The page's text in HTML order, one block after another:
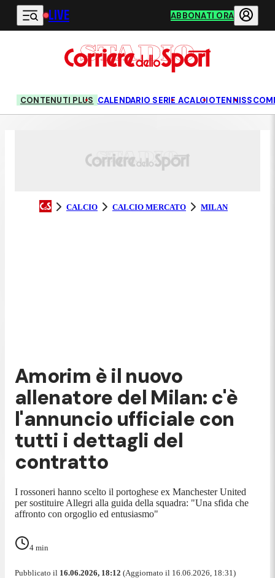
Vai al contenuto principale
LIVE ABBONATI ORA
CONTENUTI PLUS CALENDARIO SERIE ACALCIOTENNIS
CALCIO CALCIO MERCATO MILAN
Amorim è il nuovo
allenatore del Milan: c'è
l'annuncio ufficiale con
tutti i dettagli del
contratto
I rossoneri hanno scelto il portoghese ex Manchester United
per sostituire Allegri alla guida della squadra: "Una sfida che
affronto con orgoglio ed entusiasmo"
4 min
Pubblicato il 16.06.2026, 18:12 (Aggiornato il 16.06.2026, 18:31)